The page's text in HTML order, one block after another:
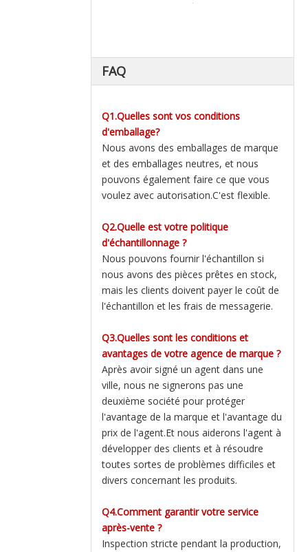
FAQ
Q1.Quelles sont vos conditions
d'emballage?
Nous avons des emballages de marque
et des emballages neutres, et nous
pouvons également faire ce que vous
voulez avec autorisation.C'est flexible.
Q2.Quelle est votre politique
d'échantillonnage ?
Nous pouvons fournir l'échantillon si
nous avons des pièces prêtes en stock,
mais les clients doivent payer le coût de
l'échantillon et les frais de messagerie.
Q3.Quelles sont les conditions et
avantages de votre agence de marque ?
Après avoir signé un agent dans une
ville, nous ne signerons pas une
deuxième société pour protéger
l'avantage de la marque et l'avantage du
prix de l'agent.Et nous aiderons l'agent à
développer des clients et à résoudre
toutes sortes de problèmes difficiles et
divers concernant les produits.
Q4.Comment garantir votre service
après-vente ?
Inspection stricte pendant la production,